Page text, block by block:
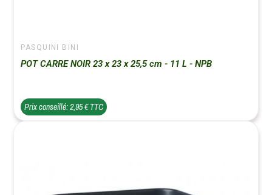
PASQUINI BINI
POT CARRE NOIR 23 x 23 x 25,5 cm - 11 L - NPB
Prix conseillé: 2,95 € TTC